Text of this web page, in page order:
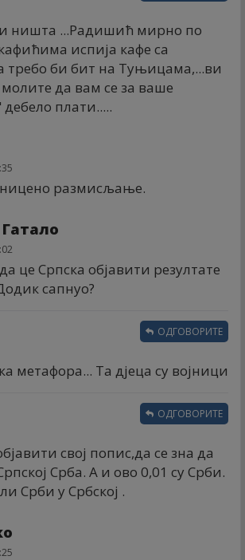
ништа ...Радишић мирно по
испија кафе са
требо би бит на Туњицама,...ви
да вам се за ваше
плати.....
размисљање.
це Српска објавити резултате
сапнуо?
метафора... Та дјеца су војници
ОДГОВОРИТЕ
свој попис,да се зна да
Срба. А и ово 0,01 су Срби.
Срби у Србској .
ОДГОВОРИТЕ